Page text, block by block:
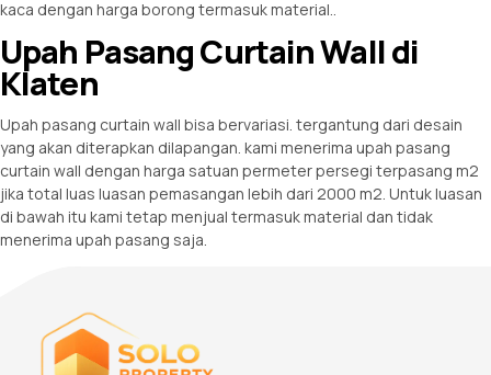
kaca dengan harga borong termasuk material..
Upah Pasang Curtain Wall di
Klaten
Upah pasang curtain wall bisa bervariasi. tergantung dari desain
yang akan diterapkan dilapangan. kami menerima upah pasang
curtain wall dengan harga satuan permeter persegi terpasang m2
jika total luas luasan pemasangan lebih dari 2000 m2. Untuk luasan
di bawah itu kami tetap menjual termasuk material dan tidak
menerima upah pasang saja.